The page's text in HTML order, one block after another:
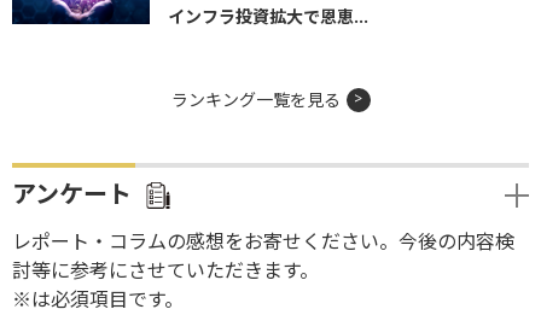
インフラ投資拡大で恩恵...
ランキング一覧を見る
アンケート
レポート・コラムの感想をお寄せください。今後の内容検
討等に参考にさせていただきます。
※は必須項目です。